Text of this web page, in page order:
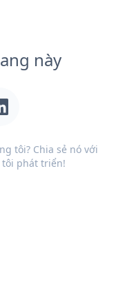
này
tôi? Chia sẻ nó với
phát triển!